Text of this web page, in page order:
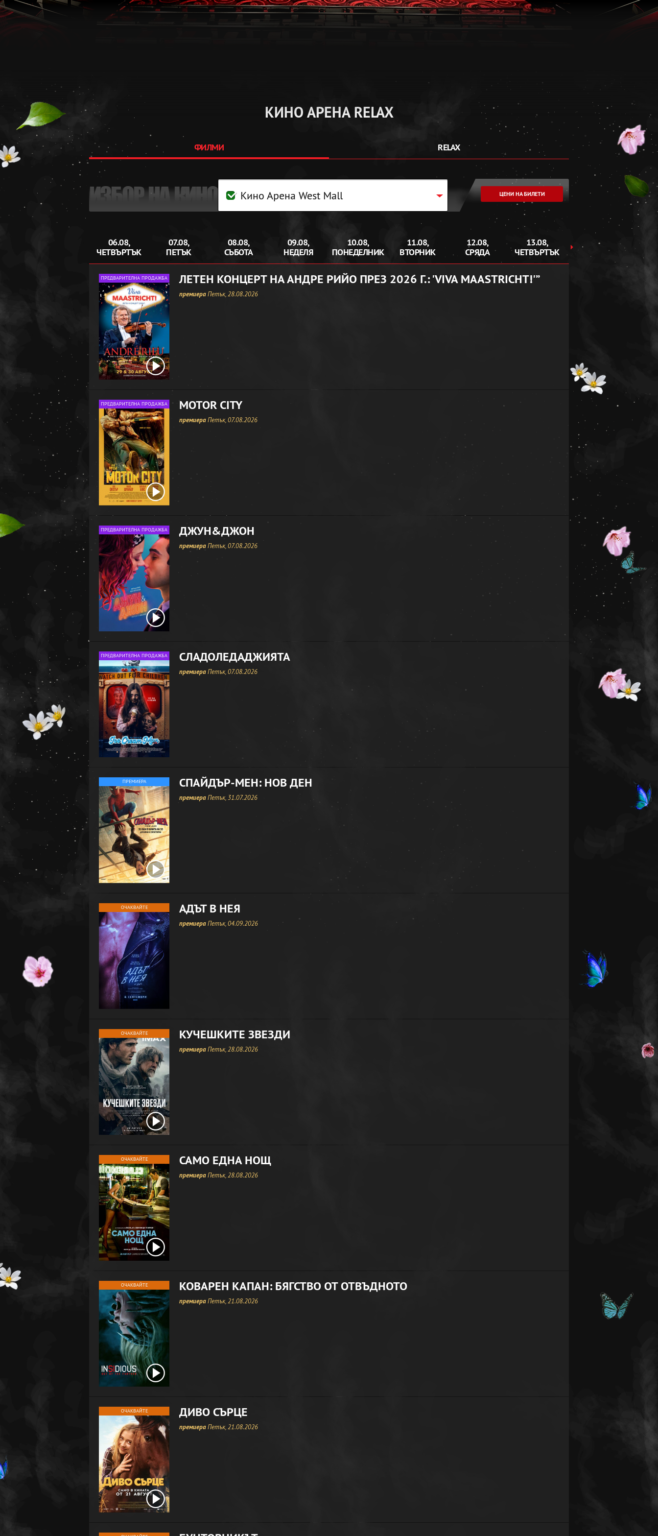
КИНО АРЕНА RELAX
ФИЛМИ RELAX
ИЗБОР НА КИНО Кино Арена West Mall ЦЕНИ НА БИЛЕТИ
06.08,
ЧЕТВЪРТЪК
07.08,
ПЕТЪК
08.08,
СЪБОТА
09.08,
НЕДЕЛЯ
10.08,
ПОНЕДЕЛНИК
11.08,
ВТОРНИК
12.08,
СРЯДА
13.08,
ЧЕТВЪРТЪК
29.08,
СЪБОТА
ПРЕДВАРИТЕЛНА ПРОДАЖБА ЛЕТЕН КОНЦЕРТ НА АНДРЕ РИЙО ПРЕЗ 2026 Г.: 'VIVA MAASTRICHT!'”
премиераПетък, 28.08.2026
ПРЕДВАРИТЕЛНА ПРОДАЖБА MOTOR CITY
премиераПетък, 07.08.2026
ПРЕДВАРИТЕЛНА ПРОДАЖБА ДЖУН&ДЖОН
премиераПетък, 07.08.2026
ПРЕДВАРИТЕЛНА ПРОДАЖБА СЛАДОЛЕДАДЖИЯТА
премиераПетък, 07.08.2026
ПРЕМИЕРА СПАЙДЪР-МЕН: НОВ ДЕН
премиераПетък, 31.07.2026
ОЧАКВАЙТЕ АДЪТ В НЕЯ
премиераПетък, 04.09.2026
ОЧАКВАЙТЕ КУЧЕШКИТЕ ЗВЕЗДИ
премиераПетък, 28.08.2026
ОЧАКВАЙТЕ САМО ЕДНА НОЩ
премиераПетък, 28.08.2026
ОЧАКВАЙТЕ КОВАРЕН КАПАН: БЯГСТВО ОТ ОТВЪДНОТО
премиераПетък, 21.08.2026
ОЧАКВАЙТЕ ДИВО СЪРЦЕ
премиераПетък, 21.08.2026